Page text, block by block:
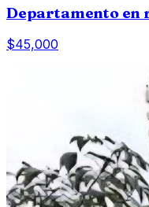
Departamento en
$45,000